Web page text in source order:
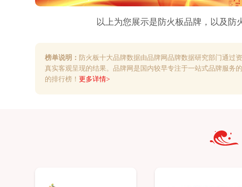
以上为您展示是 防火板品牌，以及 防
榜单说明： 防火板十大品牌数据由品牌网品牌数据研究部门通过
真实客观呈现的结果。品牌网是国内较早专注于一站式品牌服务
的排行榜！ 更多详情>